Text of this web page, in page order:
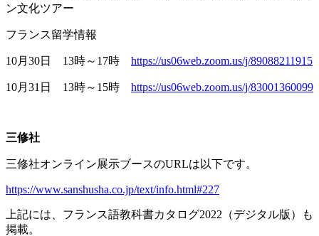
ン文化ツアー
フランス留学情報
10月 30日 13時～ 17時 https://us06web.zoom.us/j/89088211915
10月 31 日 13時～ 15時 https://us06web.zoom.us/j/83001360099
三修社
三修社オンライン展示ブースのURLは以下です。
https://www.sanshusha.co.jp/text/info.html#227
上記には、フランス語教科書カタログ2022 （デジタル版）も
掲載。